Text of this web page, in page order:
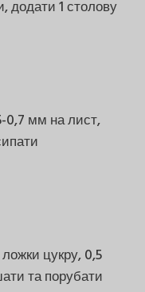
додати 1 столову
0,7 мм на лист,
ложки цукру, 0,5
та порубати